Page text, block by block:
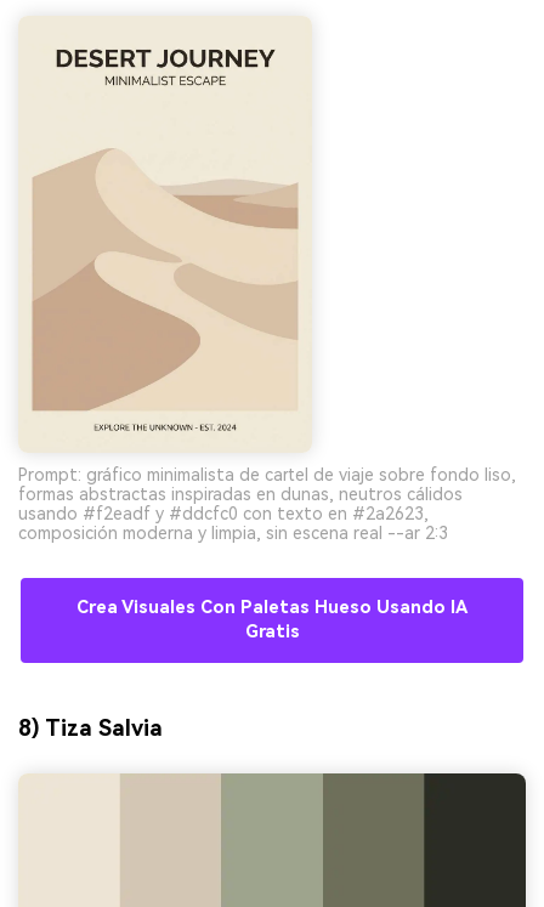
Prompt: gráfico minimalista de cartel de viaje sobre fondo liso,
formas abstractas inspiradas en dunas, neutros cálidos
usando #f2eadf y #ddcfc0 con texto en #2a2623,
composición moderna y limpia, sin escena real --ar 2:3
Crea Visuales Con Paletas Hueso Usando IA
Gratis
8) Tiza Salvia